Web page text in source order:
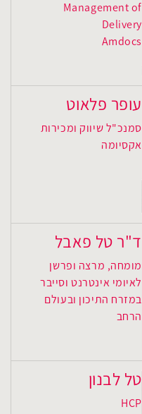
Management of
Delivery
Amdocs
עופר פלאוט
סמנכ"ל שיווק ומכירות
אקסיומה
ד"ר טל פאבל
מומחה, מרצה ופרשן
לאיומי אינטרנט וסייבר
במזרח התיכון ובעולם
הרחב
טל לבנון
HCP